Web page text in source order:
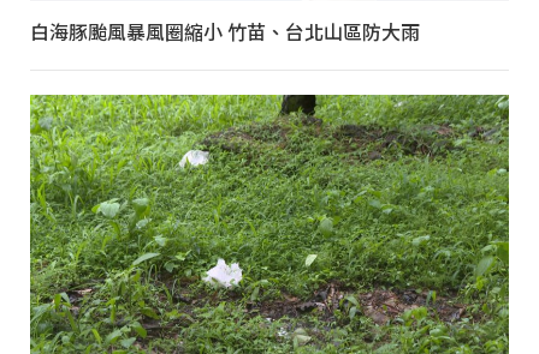
白海豚颱風暴風圈縮小 竹苗、台北山區防大雨